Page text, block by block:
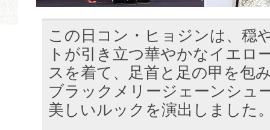
この日コン・ヒョジンは、穏
トが引き立つ華やかなイエロ
スを着て、足首と足の甲を包
ブラックメリージェーンシュ
美しいルックを演出しました